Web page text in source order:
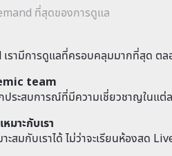
ที่สุดของการดูแล
ามีการดูแลที่ครอบคลุมมากที่สุด ตล
team
ะสบการณ์ที่มีความเชี่ยวชาญในแต่ล
มาะกับเรา
ะสมกับเราได้ ไม่ว่าจะเรียนห้องส